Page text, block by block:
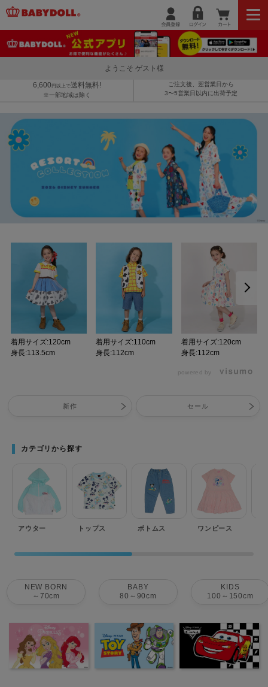
ようこそ ゲスト様
6,600 円以上で送料無料!
※一部地域は除く
ご注文後、翌営業日から
3〜5営業日以内に出荷予定
着用サイズ:120cm
身長:113.5cm
着用サイズ:110cm
身長:112cm
着用サイズ:120cm
身長:112cm
powered by
新作 セール
カテゴリから探す
アウター トップス ボトムス ワンピース
NEW BORN
～70cm
BABY
80～90cm
KIDS
100～150cm